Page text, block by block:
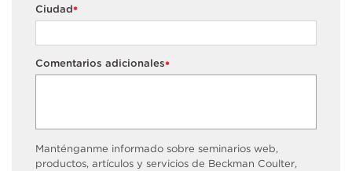
*
Ciudad
*
Comentarios adicionales
Manténganme informado sobre seminarios web,
productos, artículos y servicios de Beckman Coulter,